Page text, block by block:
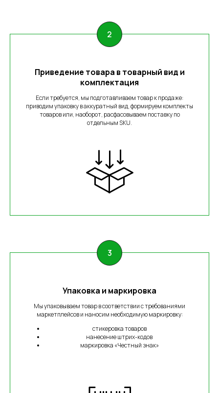
Приведение товара в товарный вид и
комплектация
Если требуется, мы подготавливаем товар к продаже:
приводим упаковку в аккуратный вид, формируем комплекты
товаров или, наоборот, расфасовываем поставку по
отдельным SKU.
Упаковка и маркировка
Мы упаковываем товар в соответствии с требованиями
маркетплейсов и наносим необходимую маркировку:
стикеровка товаров
нанесение штрих-кодов
маркировка «Честный знак»